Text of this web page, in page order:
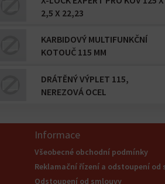
2,5 X 22,23
KARBIDOVÝ MULTIFUNKČNÍ
KOTOUČ 115 MM
DRÁTĚNÝ VÝPLET 115,
NEREZOVÁ OCEL
Informace
Všeobecné obchodní podmínky
Reklamační řízení a odstoupení od
Odstoupení od smlouvy